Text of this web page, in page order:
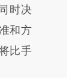
总结
代表
细致
时决
和方
比手